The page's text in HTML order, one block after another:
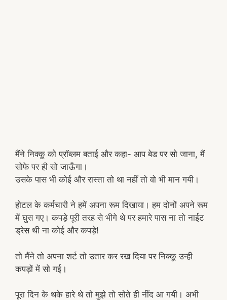
मैंने निक्कू को प्रॉब्लम बताई और कहा- आप बेड पर सो जाना, मैं
सोफे पर ही सो जाऊँगा।
उसके पास भी कोई और रास्ता तो था नहीं तो वो भी मान गयी।
होटल के कर्मचारी ने हमें अपना रूम दिखाया। हम दोनों अपने रूम
में घुस गए। कपड़े पूरी तरह से भीगे थे पर हमारे पास ना तो नाईट
ड्रेस थी ना कोई और कपड़े!
तो मैंने तो अपना शर्ट तो उतार कर रख दिया पर निक्कू उन्ही
कपड़ों में सो गई।
पूरा दिन के थके हारे थे तो मुझे तो सोते ही नींद आ गयी। अभी